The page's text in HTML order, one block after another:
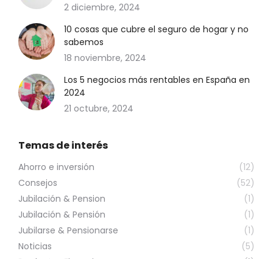
2 diciembre, 2024
10 cosas que cubre el seguro de hogar y no
sabemos
18 noviembre, 2024
Los 5 negocios más rentables en España en
2024
21 octubre, 2024
Temas de interés
Ahorro e inversión
(12)
Consejos
(52)
Jubilación & Pension
(1)
Jubilación & Pensión
(1)
Jubilarse & Pensionarse
(1)
Noticias
(5)